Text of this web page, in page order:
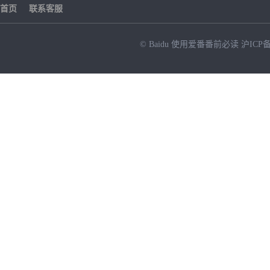
首页 联系客服
© Baidu 使用爱番番前必读 沪ICP